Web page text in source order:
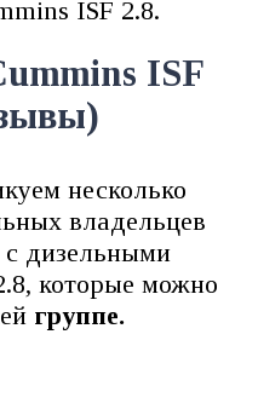
ISF 2.8.
ISF
несколько
владельцев
с дизельными
которые можно
группе.